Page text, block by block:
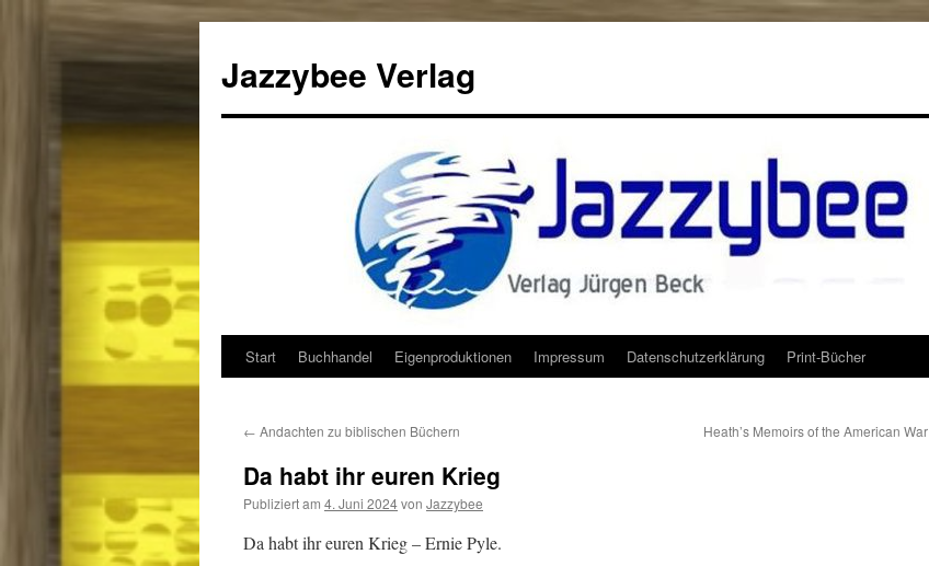
Jazzybee Verlag
Zum
springen
Start Buchhandel Eigenproduktionen Impressum Datenschutzerklärung Print-Bücher
← Andachten zu biblischen Büchern Heath’s Memoirs of the American War
Da habt ihr euren Krieg
Publiziert am 4. Juni 2024von Jazzybee
Da habt ihr euren Krieg – Ernie Pyle.